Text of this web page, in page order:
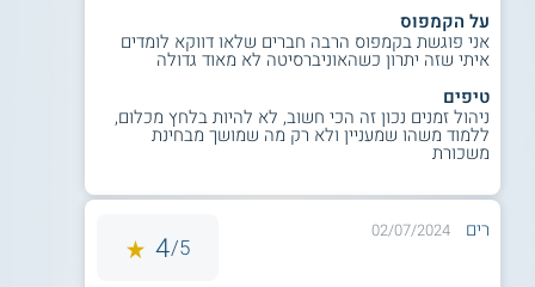
קטגוריות קבלה:
ציון קבלה משולב:
ציון משולב 617 ומעלה.
ציון פסיכומטרי 550 ומעלה.
בגרות בלבד:
על הקמפוס
אני פוגשת בקמפוס הרבה חברים שלאו דווקא לומדים
איתי שזה יתרון כשהאוניברסיטה לא מאוד גדולה
טיפים
ניהול זמנים נכון זה הכי חשוב, לא להיות בלחץ מכלום,
ללמוד משהו שמעניין ולא רק מה שמושך מבחינת
משכורת
רים 02/07/2024
5/
4